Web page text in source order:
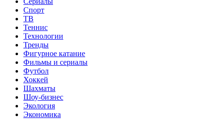
Спорт
ТВ
Теннис
Технологии
Тренды
Фигурное катание
Фильмы и сериалы
Футбол
Хоккей
Шахматы
Шоу-бизнес
Экология
Экономика